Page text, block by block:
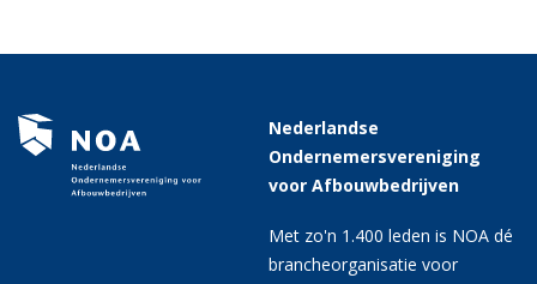
Nederlandse
Ondernemersvereniging
voor Afbouwbedrijven
Met zo'n 1.400 leden is NOA dé
brancheorganisatie voor